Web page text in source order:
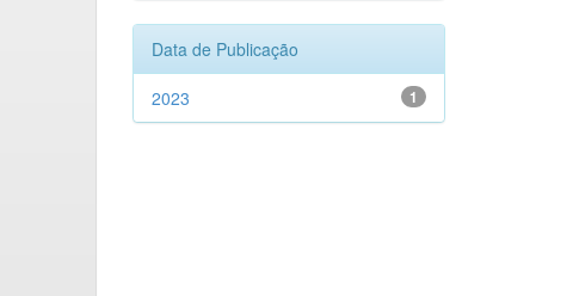
Data de Publicação
1
2023